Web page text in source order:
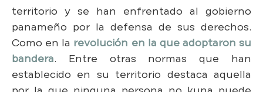
territorio y se han enfrentado al gobierno
panameño por la defensa de sus derechos.
Como en la revolución en la que adoptaron su
bandera. Entre otras normas que han
establecido en su territorio destaca aquella